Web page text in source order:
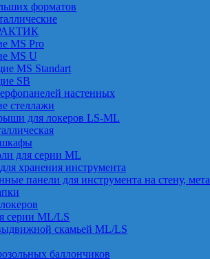
форматов
MS Pro
MS U
MS Standart
SB
настенных
стеллажи
для локеров LS-ML
для серии ML
хранения инструмента
панели для инструмента на стену,
серии ML/LS
скамьей ML/LS
баллончиков